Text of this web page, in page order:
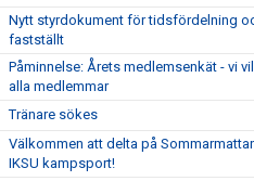
Nytt styrdokument för tidsfördelning
fastställt
Påminnelse: Årets medlemsenkät - vi
alla medlemmar
Tränare sökes
Välkommen att delta på
IKSU kampsport!